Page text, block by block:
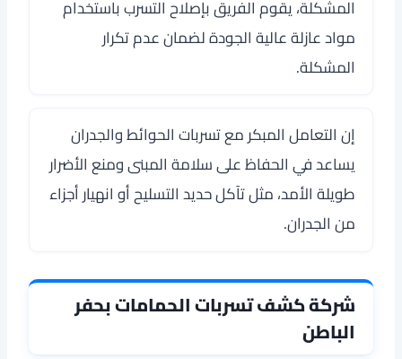
المشكلة، يقوم الفريق بإصلاح التسرب باستخدام
مواد عازلة عالية الجودة لضمان عدم تكرار
المشكلة.
إن التعامل المبكر مع تسربات الحوائط والجدران
يساعد في الحفاظ على سلامة المبنى ومنع الأضرار
طويلة الأمد، مثل تآكل حديد التسليح أو انهيار أجزاء
من الجدران.
شركة كشف تسربات الحمامات بحفر
الباطن